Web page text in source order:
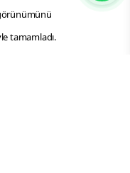
tamamladı.